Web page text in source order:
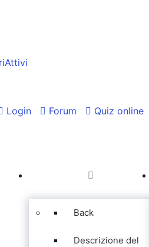
Login Forum Quiz online
Back
Descrizione del